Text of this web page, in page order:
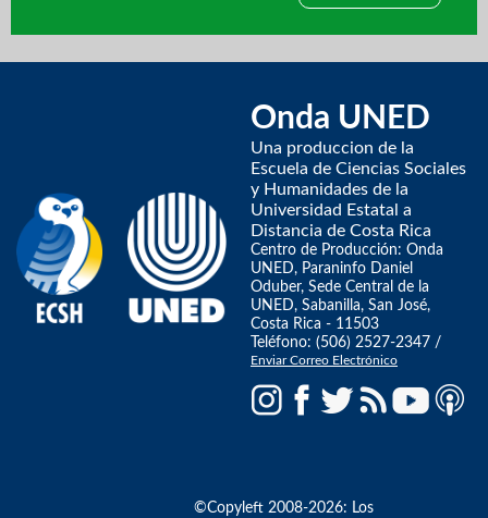
Onda UNED
Una produccion de la
Escuela de Ciencias Sociales
y Humanidades de la
Universidad Estatal a
Distancia de Costa Rica
Centro de Producción: Onda
UNED, Paraninfo Daniel
Oduber, Sede Central de la
UNED, Sabanilla, San José,
Costa Rica - 11503
Teléfono: (506) 2527-2347 /
Enviar Correo Electrónico
©Copyleft 2008-2026: Los